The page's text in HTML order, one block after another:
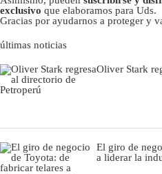
exclusivo que elaboramos para Uds.
Gracias por ayudarnos a proteger y
últimas noticias
Oliver Stark
El giro de
a liderar la